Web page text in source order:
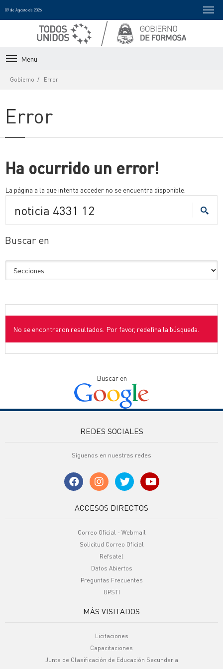
09 de Agosto de 2026
Menu
Gobierno Error
Error
Ha ocurrido un error!
La página a la que intenta acceder no se encuentra disponible.
Buscar en
No se encontraron resultados. Por favor, redefina la búsqueda.
Buscar en
REDES SOCIALES
Síguenos en nuestras redes
ACCESOS DIRECTOS
Correo Oficial - Webmail
Solicitud Correo Oficial
Refsatel
Datos Abiertos
Preguntas Frecuentes
UPSTI
MÁS VISITADOS
Licitaciones
Capacitaciones
Junta de Clasificación de Educación Secundaria